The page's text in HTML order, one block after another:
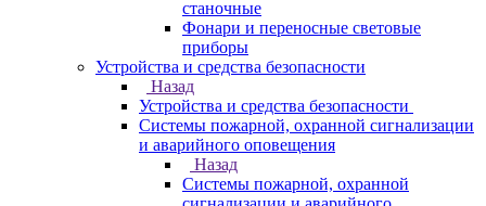
станочные
Фонари и переносные световые
приборы
Устройства и средства безопасности
Назад
Устройства и средства безопасности
Системы пожарной, охранной сигнализации
и аварийного оповещения
Назад
Системы пожарной, охранной